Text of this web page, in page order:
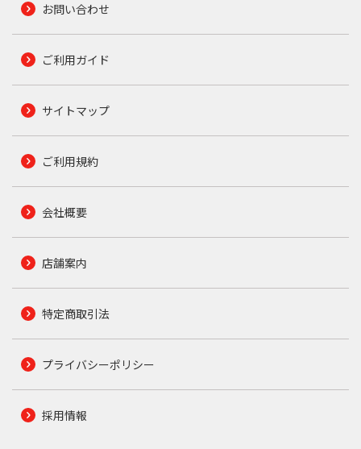
お問い合わせ
ご利用ガイド
サイトマップ
ご利用規約
会社概要
店舗案内
特定商取引法
プライバシーポリシー
採用情報